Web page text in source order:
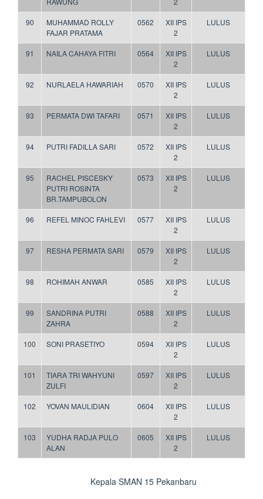
90
MUHAMMAD ROLLY
FAJAR PRATAMA
0562
XII IPS
2
LULUS
91 NAILA CAHAYA FITRI 0564
XII IPS
2
LULUS
92 NURLAELA HAWARIAH 0570
XII IPS
2
LULUS
93 PERMATA DWI TAFARI 0571
XII IPS
2
LULUS
94 PUTRI FADILLA SARI 0572
XII IPS
2
LULUS
95
RACHEL PISCESKY
PUTRI ROSINTA
BR.TAMPUBOLON
0573
XII IPS
2
LULUS
96 REFEL MINOC FAHLEVI 0577
XII IPS
2
LULUS
97 RESHA PERMATA SARI 0579
XII IPS
2
LULUS
98 ROHIMAH ANWAR 0585
XII IPS
2
LULUS
99
SANDRINA PUTRI
ZAHRA
0588
XII IPS
2
LULUS
100 SONI PRASETIYO 0594
XII IPS
2
LULUS
101
TIARA TRI WAHYUNI
ZULFI
0597
XII IPS
2
LULUS
102 YOVAN MAULIDIAN 0604
XII IPS
2
LULUS
103
YUDHA RADJA PULO
ALAN
0605
XII IPS
2
LULUS
Kepala SMAN 15 Pekanbaru